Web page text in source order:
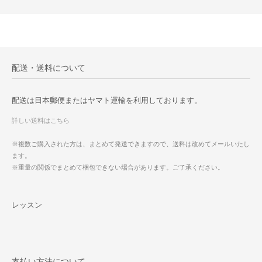
配送・送料について
配送は日本郵便またはヤマト運輸を利用しております。
詳しい送料はこちら
※複数ご購入された方は、まとめて発送できますので、送料は改めてメールいたし
ます。
※重量の関係でまとめて梱包できない場合があります。ご了承ください。
レッスン